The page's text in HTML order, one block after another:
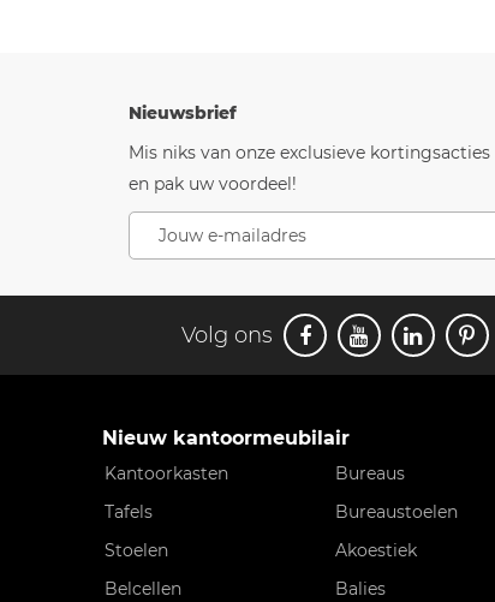
Nieuwsbrief
Mis niks van onze exclusieve kortingsacties
en pak uw voordeel!
Volg ons
Nieuw kantoormeubilair
Kantoorkasten
Bureaus
Tafels
Bureaustoelen
Stoelen
Akoestiek
Belcellen
Balies